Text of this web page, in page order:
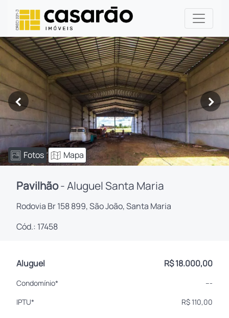
< >
Fotos Mapa
Pavilhão- Aluguel Santa Maria
Rodovia Br 158 899, São João, Santa Maria
Cód.: 17458
Aluguel R$ 18.000,00
Condomínio*
---
IPTU*
R$ 110,00